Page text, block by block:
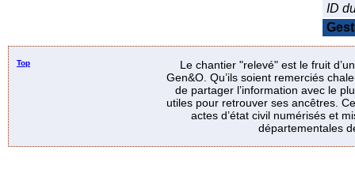
ID
Top
Le chantier "relevé" est le fruit
Gen&O. Qu’ils soient remerciés
de partager l’information avec le
utiles pour retrouver ses ancêtres.
actes d’état civil numérisés et
départementales